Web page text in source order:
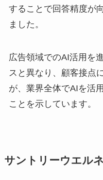
することで回答精度が
ました。
広告領域でのAI活用を
スと異なり、顧客接点
が、業界全体でAIを活
ことを示しています。
サントリーウエル